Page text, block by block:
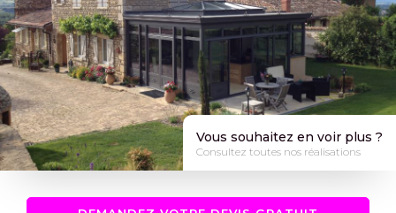
Vous souhaitez en voir plus ?
Consultez toutes nos réalisations